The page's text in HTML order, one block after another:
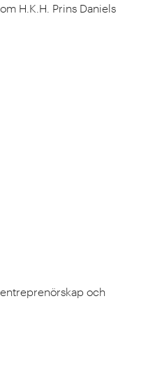
H.K.H. Prins Daniels
och